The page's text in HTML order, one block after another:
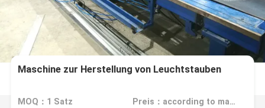
Maschine zur Herstellung von Leuchtstauben
MOQ：1 Satz Preis：according to machine requirement specification